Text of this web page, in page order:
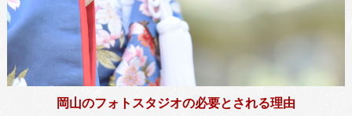
岡山のフォトスタジオの必要とされる理由